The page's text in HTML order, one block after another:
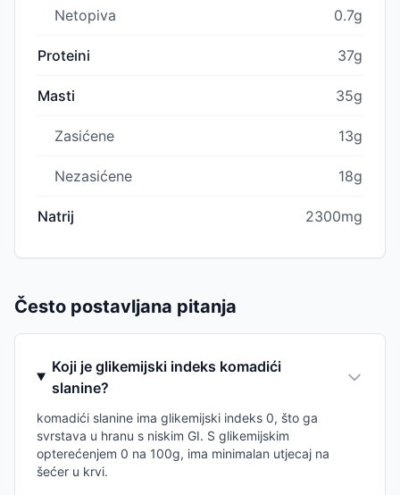
Netopiva 0.7g
Proteini 37g
Masti 35g
Zasićene 13g
Nezasićene 18g
Natrij 2300mg
Često postavljana pitanja
Koji je glikemijski indeks komadići
slanine?
komadići slanine ima glikemijski indeks 0, što ga
svrstava u hranu s niskim GI. S glikemijskim
opterećenjem 0 na 100g, ima minimalan utjecaj na
šećer u krvi.